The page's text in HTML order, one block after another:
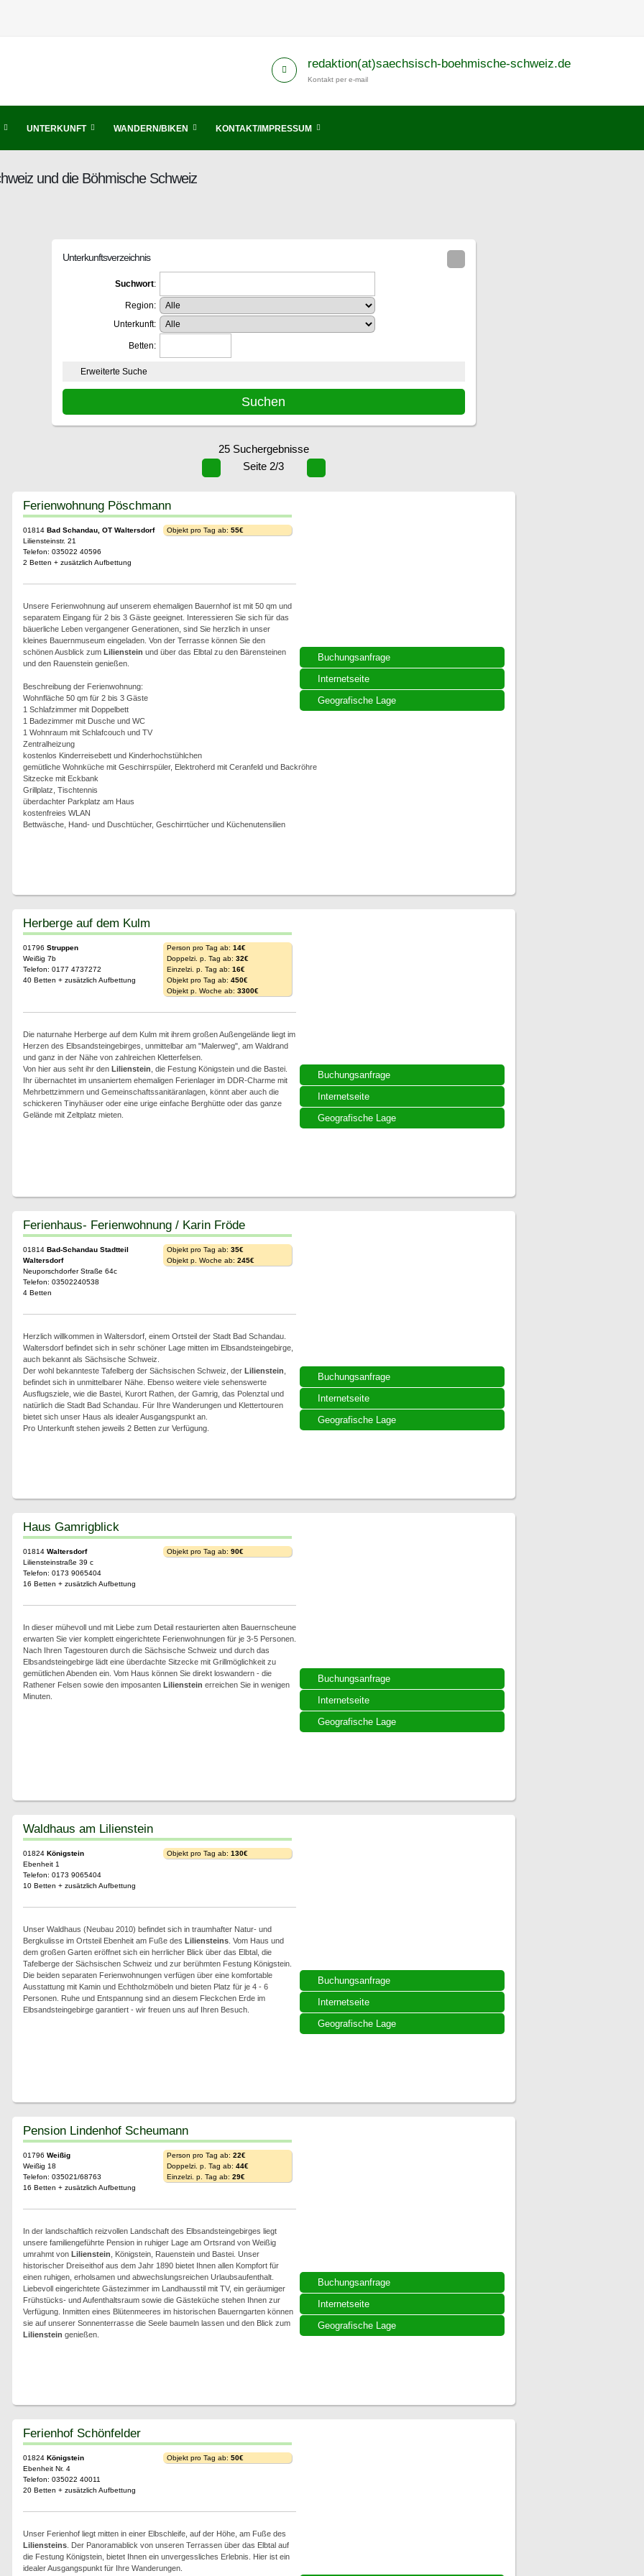
redaktion(at)saechsisch-boehmische-schweiz.de
Kontakt per e-mail
UNTERKUNFT WANDERN/BIKEN KONTAKT/IMPRESSUM
und die Böhmische Schweiz
Unterkunftsverzeichnis
Suchwort:
Region:
Unterkunft:
Betten:
Erweiterte Suche
25 Suchergebnisse
Seite 2/3
Buchungsanfrage
Internetseite
Geografische Lage
Ferienwohnung Pöschmann
01814 Bad Schandau, OT Waltersdorf
Liliensteinstr. 21
Telefon: 035022 40596
2 Betten + zusätzlich Aufbettung
Objekt pro Tag ab: 55€
Unsere Ferienwohnung auf unserem ehemaligen Bauernhof ist mit 50 qm und
separatem Eingang für 2 bis 3 Gäste geeignet. Interessieren Sie sich für das
bäuerliche Leben vergangener Generationen, sind Sie herzlich in unser
kleines Bauernmuseum eingeladen. Von der Terrasse können Sie den
schönen Ausblick zum Lilienstein und über das Elbtal zu den Bärensteinen
und den Rauenstein genießen.
Beschreibung der Ferienwohnung:
Wohnfläche 50 qm für 2 bis 3 Gäste
1 Schlafzimmer mit Doppelbett
1 Badezimmer mit Dusche und WC
1 Wohnraum mit Schlafcouch und TV
Zentralheizung
kostenlos Kinderreisebett und Kinderhochstühlchen
gemütliche Wohnküche mit Geschirrspüler, Elektroherd mit Ceranfeld und Backröhre
Sitzecke mit Eckbank
Grillplatz, Tischtennis
überdachter Parkplatz am Haus
kostenfreies WLAN
Bettwäsche, Hand- und Duschtücher, Geschirrtücher und Küchenutensilien
Buchungsanfrage
Internetseite
Geografische Lage
Herberge auf dem Kulm
01796 Struppen
Weißig 7b
Telefon: 0177 4737272
40 Betten + zusätzlich Aufbettung
Person pro Tag ab: 14€
Doppelzi. p. Tag ab: 32€
Einzelzi. p. Tag ab: 16€
Objekt pro Tag ab: 450€
Objekt p. Woche ab: 3300€
Die naturnahe Herberge auf dem Kulm mit ihrem großen Außengelände liegt im
Herzen des Elbsandsteingebirges, unmittelbar am "Malerweg", am Waldrand
und ganz in der Nähe von zahlreichen Kletterfelsen.
Von hier aus seht ihr den Lilienstein , die Festung Königstein und die Bastei.
Ihr übernachtet im unsaniertem ehemaligen Ferienlager im DDR-Charme mit
Mehrbettzimmern und Gemeinschaftssanitäranlagen, könnt aber auch die
schickeren Tinyhäuser oder eine urige einfache Berghütte oder das ganze
Gelände mit Zeltplatz mieten.
Buchungsanfrage
Internetseite
Geografische Lage
Ferienhaus- Ferienwohnung / Karin Fröde
01814 Bad-Schandau Stadtteil
Waltersdorf
Neuporschdorfer Straße 64c
Telefon: 03502240538
4 Betten
Objekt pro Tag ab: 35€
Objekt p. Woche ab: 245€
Herzlich willkommen in Waltersdorf, einem Ortsteil der Stadt Bad Schandau.
Waltersdorf befindet sich in sehr schöner Lage mitten im Elbsandsteingebirge,
auch bekannt als Sächsische Schweiz.
Der wohl bekannteste Tafelberg der Sächsischen Schweiz, der Lilienstein
befindet sich in unmittelbarer Nähe. Ebenso weitere viele sehenswerte
Ausflugsziele, wie die Bastei, Kurort Rathen, der Gamrig, das Polenztal und
natürlich die Stadt Bad Schandau. Für Ihre Wanderungen und Klettertouren
bietet sich unser Haus als idealer Ausgangspunkt an.
Pro Unterkunft stehen jeweils 2 Betten zur Verfügung.
Buchungsanfrage
Internetseite
Geografische Lage
Haus Gamrigblick
01814 Waltersdorf
Liliensteinstraße 39 c
Telefon: 0173 9065404
16 Betten + zusätzlich Aufbettung
Objekt pro Tag ab: 90€
In dieser mühevoll und mit Liebe zum Detail restaurierten alten Bauernscheune
erwarten Sie vier komplett eingerichtete Ferienwohnungen für je 3-5 Personen.
Nach Ihren Tagestouren durch die Sächsische Schweiz und durch das
Elbsandsteingebirge lädt eine überdachte Sitzecke mit Grillmöglichkeit zu
gemütlichen Abenden ein. Vom Haus können Sie direkt loswandern - die
Rathener Felsen sowie den imposanten Lilienstein erreichen Sie in wenigen
Minuten.
Buchungsanfrage
Internetseite
Geografische Lage
Waldhaus am Lilienstein
01824 Königstein
Ebenheit 1
Telefon: 0173 9065404
10 Betten + zusätzlich Aufbettung
Objekt pro Tag ab: 130€
Unser Waldhaus (Neubau 2010) befindet sich in traumhafter Natur- und
Bergkulisse im Ortsteil Ebenheit am Fuße des Liliensteins. Vom Haus und
dem großen Garten eröffnet sich ein herrlicher Blick über das Elbtal, die
Tafelberge der Sächsischen Schweiz und zur berühmten Festung Königstein.
Die beiden separaten Ferienwohnungen verfügen über eine komfortable
Ausstattung mit Kamin und Echtholzmöbeln und bieten Platz für je 4 - 6
Personen. Ruhe und Entspannung sind an diesem Fleckchen Erde im
Elbsandsteingebirge garantiert - wir freuen uns auf Ihren Besuch.
Buchungsanfrage
Internetseite
Geografische Lage
Pension Lindenhof Scheumann
01796 Weißig
Weißig 18
Telefon: 035021/68763
16 Betten + zusätzlich Aufbettung
Person pro Tag ab: 22€
Doppelzi. p. Tag ab: 44€
Einzelzi. p. Tag ab: 29€
In der landschaftlich reizvollen Landschaft des Elbsandsteingebirges liegt
unsere familiengeführte Pension in ruhiger Lage am Ortsrand von Weißig
umrahmt von Lilienstein , Königstein, Rauenstein und Bastei. Unser
historischer Dreiseithof aus dem Jahr 1890 bietet Ihnen allen Kompfort für
einen ruhigen, erholsamen und abwechslungsreichen Urlaubsaufenthalt.
Liebevoll eingerichtete Gästezimmer im Landhausstil mit TV, ein geräumiger
Frühstücks- und Aufenthaltsraum sowie die Gästeküche stehen Ihnen zur
Verfügung. Inmitten eines Blütenmeeres im historischen Bauerngarten können
sie auf unserer Sonnenterrasse die Seele baumeln lassen und den Blick zum
Lilienstein genießen.
Ferienhof Schönfelder
01824 Königstein
Ebenheit Nr. 4
Telefon: 035022 40011
20 Betten + zusätzlich Aufbettung
Objekt pro Tag ab: 50€
Unser Ferienhof liegt mitten in einer Elbschleife, auf der Höhe, am Fuße des
Liliensteins. Der Panoramablick von unseren Terrassen über das Elbtal auf
die Festung Königstein, bietet Ihnen ein unvergessliches Erlebnis. Hier ist ein
idealer Ausgangspunkt für Ihre Wanderungen.